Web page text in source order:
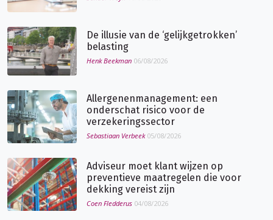
De illusie van de ‘gelijkgetrokken’
belasting
Henk Beekman 06/08/2026
Allergenenmanagement: een
onderschat risico voor de
verzekeringssector
Sebastiaan Verbeek 05/08/2026
Adviseur moet klant wijzen op
preventieve maatregelen die voor
dekking vereist zijn
Coen Fledderus 04/08/2026